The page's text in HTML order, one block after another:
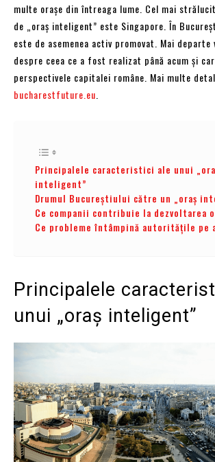
multe orașe din întreaga lume. Cel mai
de „oraș inteligent” este Singapore. În
este de asemenea activ promovat. Mai departe
despre ceea ce a fost realizat până acum și
perspectivele capitalei române. Mai multe
bucharestfuture.eu
Principalele caracteristici ale unui
inteligent”
Drumul Bucureștiului către un „oraș
Ce companii contribuie la dezvoltarea
Ce probleme întâmpină autoritățile pe
Principalele
unui „oraș inteligent”